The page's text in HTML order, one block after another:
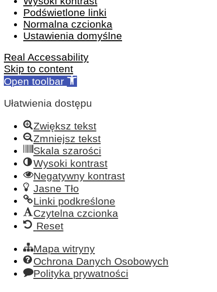
Podświetlone linki
Normalna czcionka
Ustawienia domyślne
Real Accessability
Skip to content
Open toolbar
Ułatwienia dostępu
Zwiększ tekst
Zmniejsz tekst
Skala szarości
Wysoki kontrast
Negatywny kontrast
Jasne Tło
Linki podkreślone
Czytelna czcionka
Reset
Mapa witryny
Ochrona Danych Osobowych
Polityka prywatności